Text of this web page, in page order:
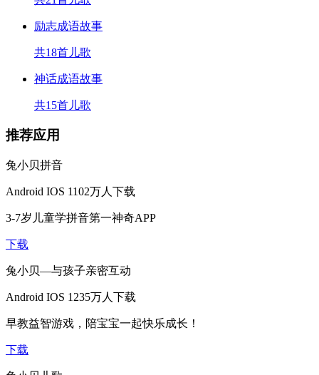
励志成语故事
共18首儿歌
神话成语故事
共15首儿歌
推荐应用
兔小贝拼音
Android IOS 1102万人下载
3-7岁儿童学拼音第一神奇APP
下载
兔小贝—与孩子亲密互动
Android IOS 1235万人下载
早教益智游戏，陪宝宝一起快乐成长！
下载